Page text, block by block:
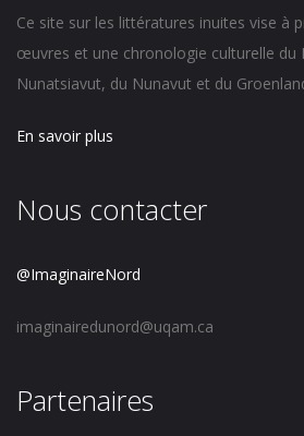
Ce site sur les littératures inuites vise à
œuvres et une chronologie culturelle du
Nunatsiavut, du Nunavut et du
En savoir plus
Nous contacter
@ImaginaireNord
imaginairedunord@uqam.ca
Partenaires